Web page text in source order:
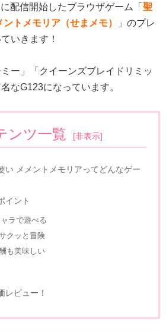
配信開始したブラウザゲーム「 聖
トメモリア（せまメモ）
」のプレ
いきます！
ー」「クイーンズブレイドリミッ
なG123になっています。
ンツ一覧 [非表示]
い メメントメモリアってどんなゲー
イント
ラで遊べる
クッと冒険
も美味しい
レビュー！